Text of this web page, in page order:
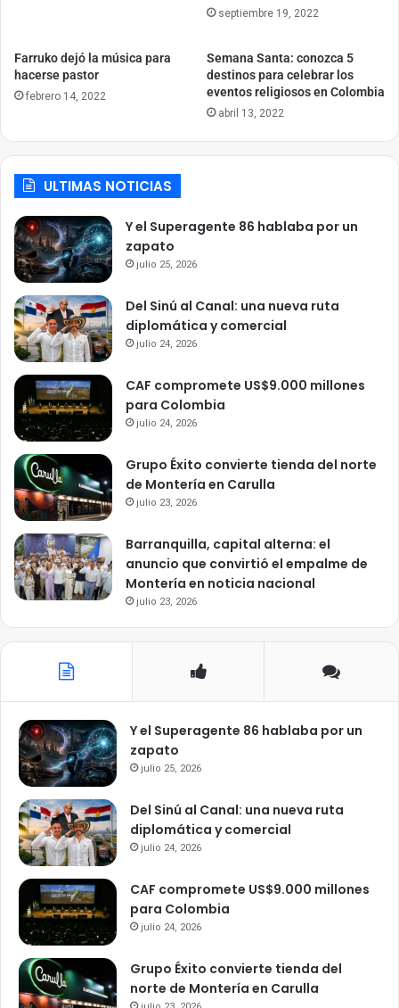
septiembre 19, 2022
Farruko dejó la música para
hacerse pastor
febrero 14, 2022
Semana Santa: conozca 5
destinos para celebrar los
eventos religiosos en Colombia
abril 13, 2022
ULTIMAS NOTICIAS
Y el Superagente 86 hablaba por un
zapato
julio 25, 2026
Del Sinú al Canal: una nueva ruta
diplomática y comercial
julio 24, 2026
CAF compromete US$9.000 millones
para Colombia
julio 24, 2026
Grupo Éxito convierte tienda del norte
de Montería en Carulla
julio 23, 2026
Barranquilla, capital alterna: el
anuncio que convirtió el empalme de
Montería en noticia nacional
julio 23, 2026
Y el Superagente 86 hablaba por un
zapato
julio 25, 2026
Del Sinú al Canal: una nueva ruta
diplomática y comercial
julio 24, 2026
CAF compromete US$9.000 millones
para Colombia
julio 24, 2026
Grupo Éxito convierte tienda del
norte de Montería en Carulla